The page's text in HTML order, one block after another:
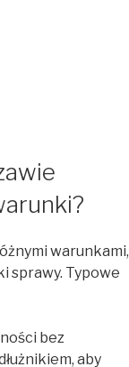
warunkami,
sprawy. Typowe
bez
aby